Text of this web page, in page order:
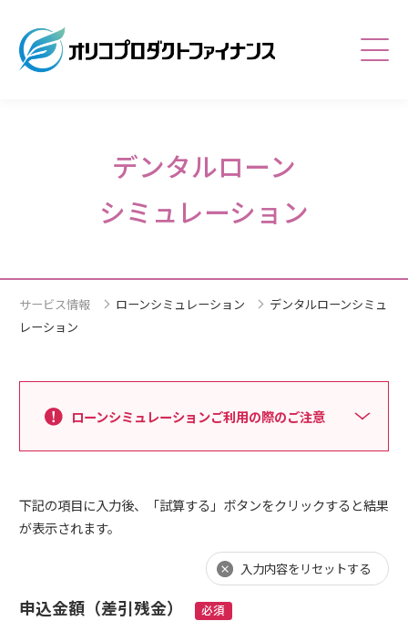
ローンシミュレーション
お問い合わせ・よくあるご質問
デンタルローン
シミュレーション
サービス情報 ローンシミュレーション
デンタルローンシミュ
レーション
ローンシミュレーションご利用の際のご注意
下記の項目に入力後、「試算する」ボタンをクリックすると結果
が表示されます。
入力内容をリセットする
申込金額（差引残金） 必須